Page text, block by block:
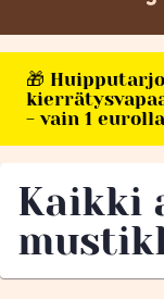
🎁
- vain 1
Kaikki